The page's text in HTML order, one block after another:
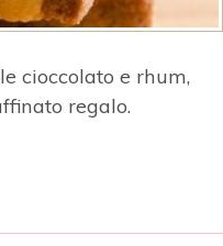
cioccolato e rhum,
regalo.